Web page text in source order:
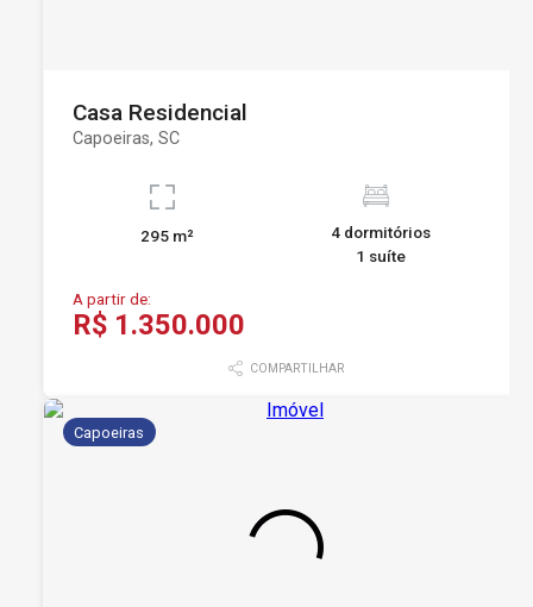
Casa Residencial
Capoeiras, SC
295 m²
4 dormitórios
1 suíte
A partir de:
R$ 1.350.000
COMPARTILHAR
Capoeiras